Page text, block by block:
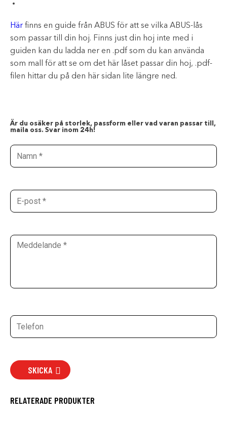
Här finns en guide från ABUS för att se vilka ABUS-lås
som passar till din hoj. Finns just din hoj inte med i
guiden kan du ladda ner en .pdf som du kan använda
som mall för att se om det här låset passar din hoj, .pdf-
filen hittar du på den här sidan lite längre ned.
Är du osäker på storlek, passform eller vad varan passar till,
maila oss. Svar inom 24h!
SKICKA
RELATERADE PRODUKTER